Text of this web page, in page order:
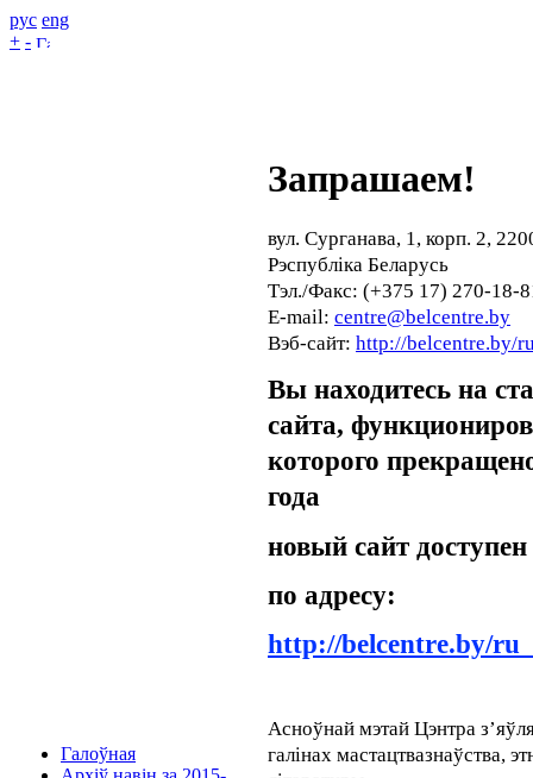
рус eng
+ -
Галоўная
Запрашаем!
вул. Сурганава, 1, корп. 2,
Рэспубліка Беларусь
Тэл./Факс: (+375 17) 270-18-
E-mail: centre@belcentre.by
Вэб-сайт: http://belcentre.by/
Вы находитесь на
сайта,
которого
года
новый сайт доступен
по адресу:
http://belcentre.by/
Асноўнай мэтай Цэнтра
галінах мастацтвазнаўства,